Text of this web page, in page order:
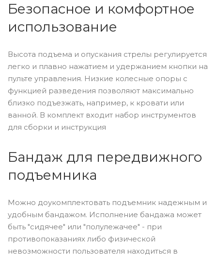
Безопасное и комфортное
использование
Высота подъема и опускания стрелы регулируется
легко и плавно нажатием и удержанием кнопки на
пульте управления. Низкие колесные опоры с
функцией разведения позволяют максимально
близко подъезжать, например, к кровати или
ванной. В комплект входит набор инструментов
для сборки и инструкция
Бандаж для передвижного
подъемника
Можно доукомплектовать подъемник надежным и
удобным бандажом. Исполнение бандажа может
быть "сидячее" или "полулежачее" - при
противопоказаниях либо физической
невозможности пользователя находиться в